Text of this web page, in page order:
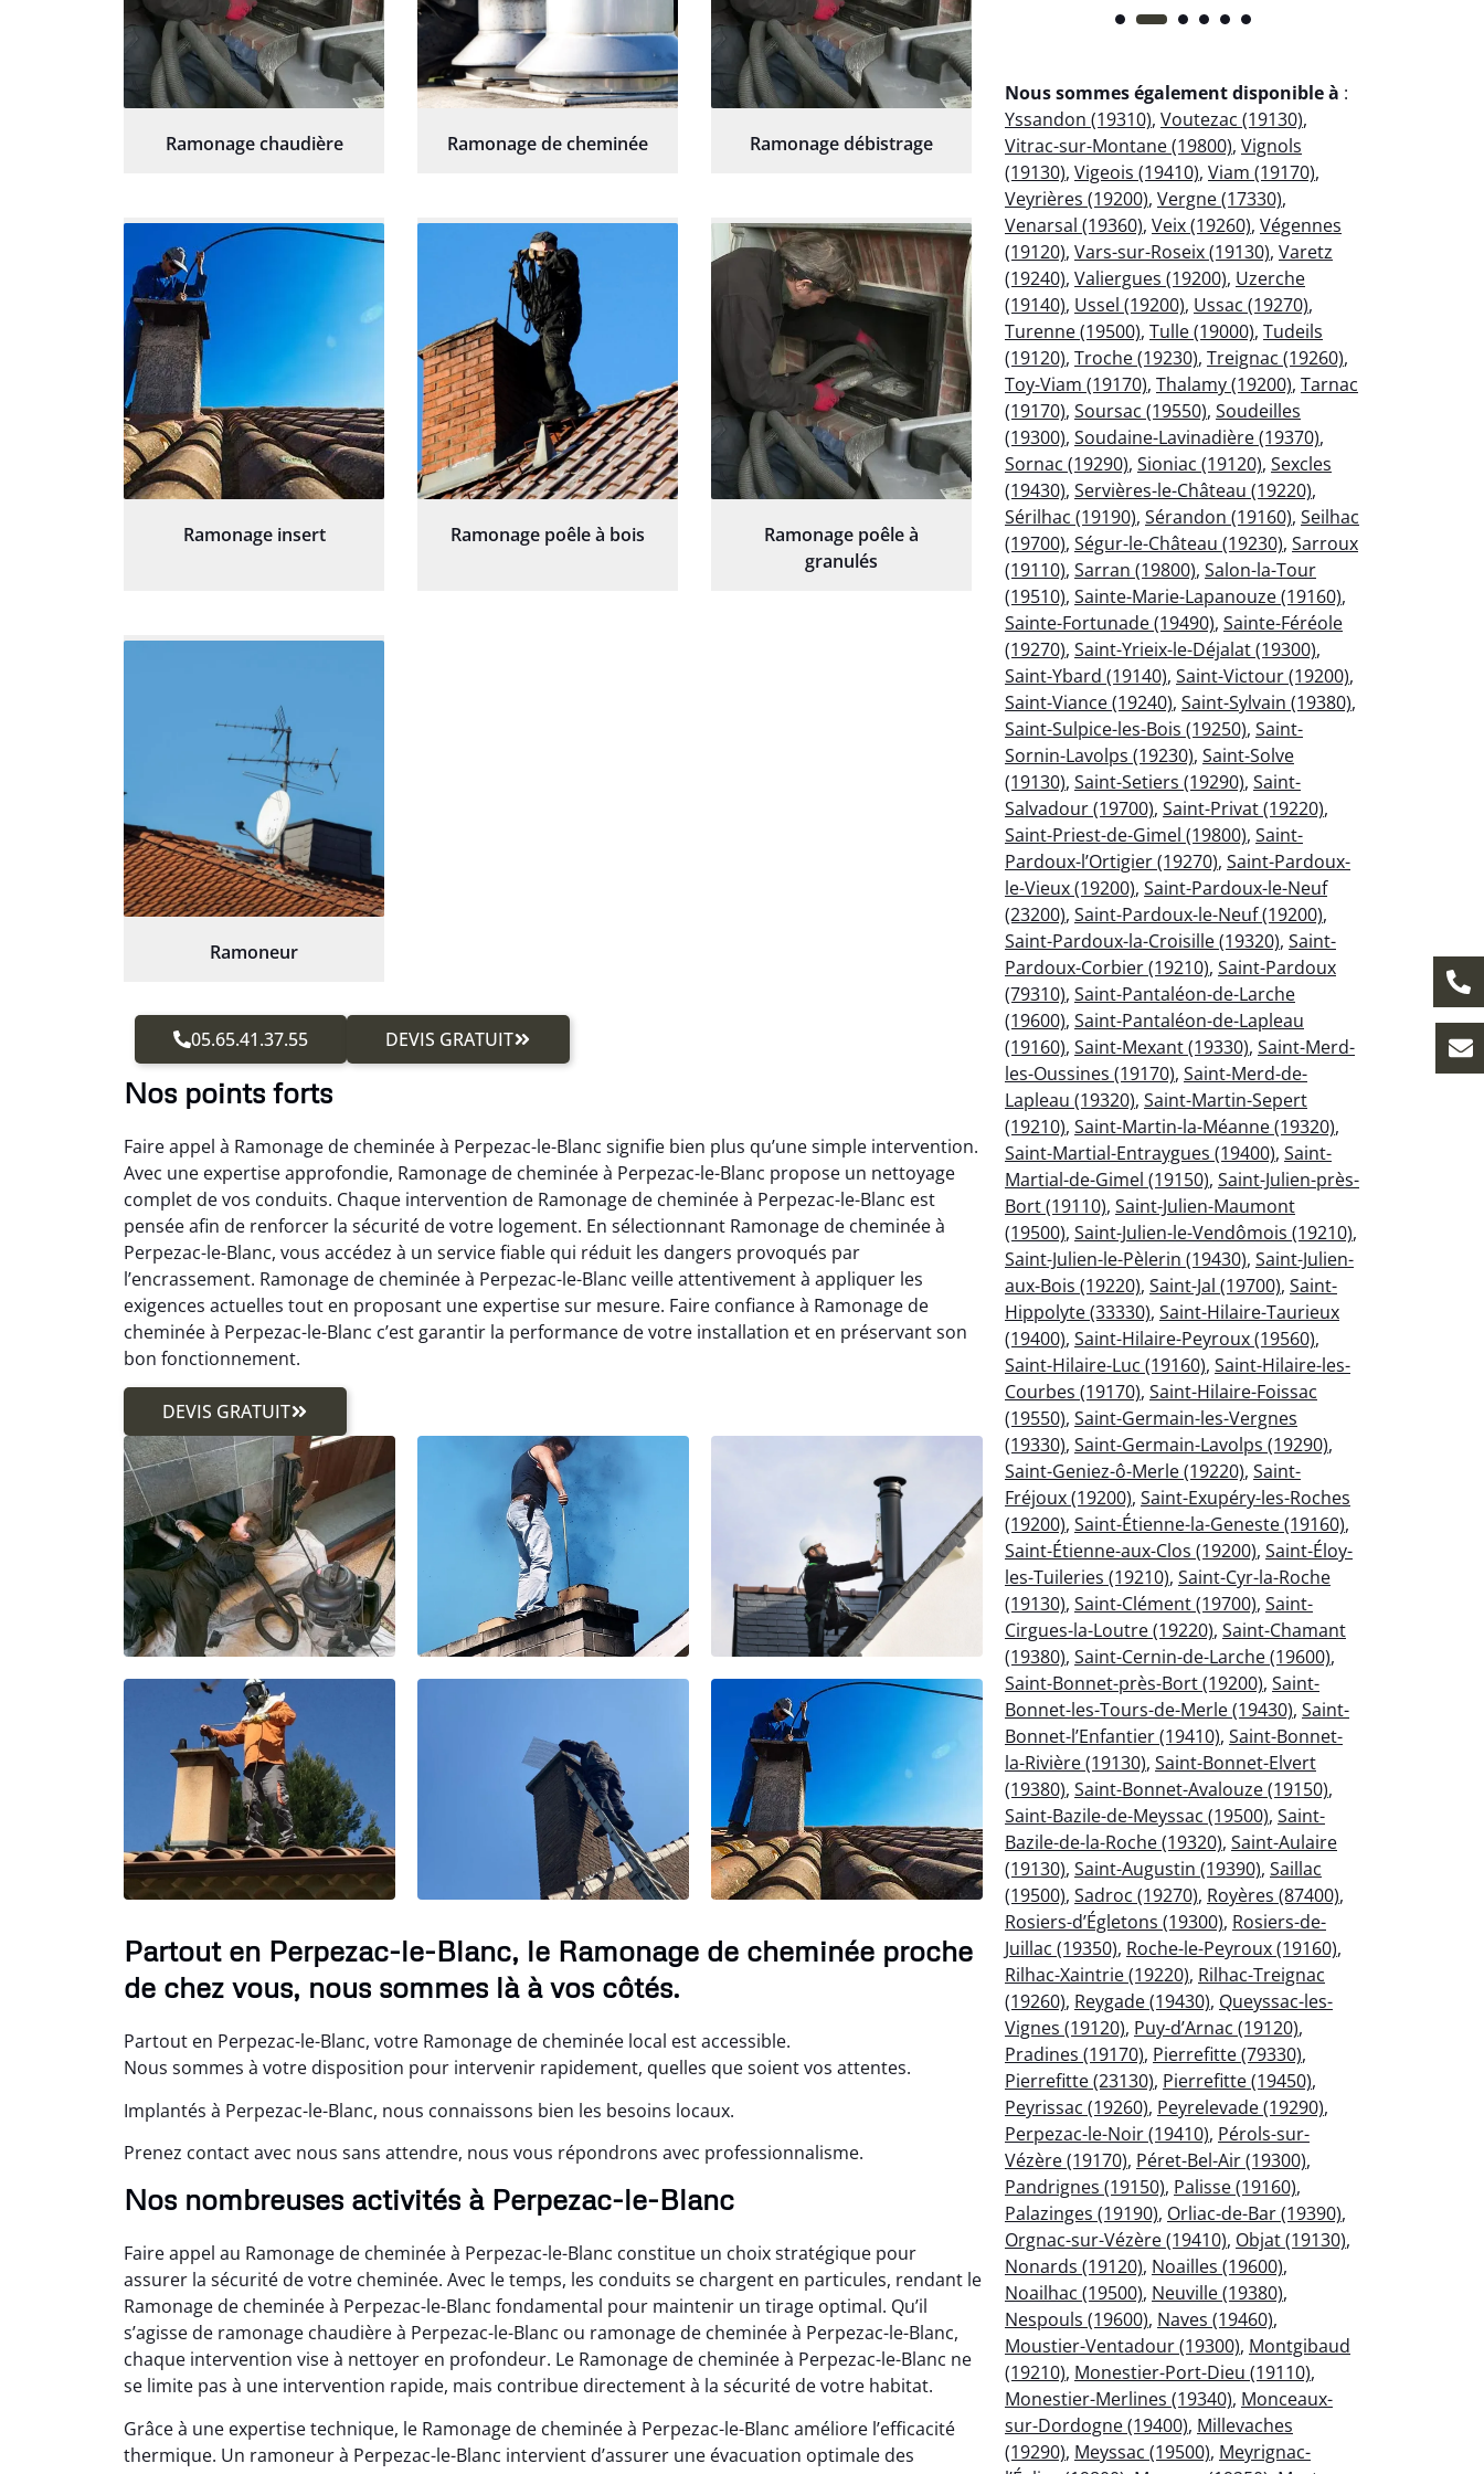
Ramonage chaudière Ramonage de cheminée Ramonage débistrage
Ramonage insert Ramonage poêle à bois
Ramonage poêle à
granulés
Ramoneur
05.65.41.37.55 DEVIS GRATUIT
Nos points forts
Faire appel à Ramonage de cheminée à Perpezac-le-Blanc signifie bien plus qu’une simple intervention.
Avec une expertise approfondie, Ramonage de cheminée à Perpezac-le-Blanc propose un nettoyage
complet de vos conduits. Chaque intervention de Ramonage de cheminée à Perpezac-le-Blanc est
pensée afin de renforcer la sécurité de votre logement. En sélectionnant Ramonage de cheminée à
Perpezac-le-Blanc, vous accédez à un service fiable qui réduit les dangers provoqués par
l’encrassement. Ramonage de cheminée à Perpezac-le-Blanc veille attentivement à appliquer les
exigences actuelles tout en proposant une expertise sur mesure. Faire confiance à Ramonage de
cheminée à Perpezac-le-Blanc c’est garantir la performance de votre installation et en préservant son
bon fonctionnement.
DEVIS GRATUIT
Partout en Perpezac-le-Blanc, le Ramonage de cheminée proche
de chez vous, nous sommes là à vos côtés.
Partout en Perpezac-le-Blanc, votre Ramonage de cheminée local est accessible.
Nous sommes à votre disposition pour intervenir rapidement, quelles que soient vos attentes.
Implantés à Perpezac-le-Blanc, nous connaissons bien les besoins locaux.
Prenez contact avec nous sans attendre, nous vous répondrons avec professionnalisme.
Nos nombreuses activités à Perpezac-le-Blanc
Faire appel au Ramonage de cheminée à Perpezac-le-Blanc constitue un choix stratégique pour
assurer la sécurité de votre cheminée. Avec le temps, les conduits se chargent en particules, rendant le
Ramonage de cheminée à Perpezac-le-Blanc fondamental pour maintenir un tirage optimal. Qu’il
s’agisse de ramonage chaudière à Perpezac-le-Blanc ou ramonage de cheminée à Perpezac-le-Blanc,
chaque intervention vise à nettoyer en profondeur. Le Ramonage de cheminée à Perpezac-le-Blanc ne
se limite pas à une intervention rapide, mais contribue directement à la sécurité de votre habitat.
Grâce à une expertise technique, le Ramonage de cheminée à Perpezac-le-Blanc améliore l’efficacité
thermique. Un ramoneur à Perpezac-le-Blanc intervient d’assurer une évacuation optimale des
Nous sommes également disponible à :
Yssandon (19310), Voutezac (19130),
Vitrac-sur-Montane (19800), Vignols
(19130), Vigeois (19410), Viam (19170),
Veyrières (19200), Vergne (17330),
Venarsal (19360), Veix (19260), Végennes
(19120), Vars-sur-Roseix (19130), Varetz
(19240), Valiergues (19200), Uzerche
(19140), Ussel (19200), Ussac (19270),
Turenne (19500), Tulle (19000), Tudeils
(19120), Troche (19230), Treignac (19260),
Toy-Viam (19170), Thalamy (19200), Tarnac
(19170), Soursac (19550), Soudeilles
(19300), Soudaine-Lavinadière (19370),
Sornac (19290), Sioniac (19120), Sexcles
(19430), Servières-le-Château (19220),
Sérilhac (19190), Sérandon (19160), Seilhac
(19700), Ségur-le-Château (19230), Sarroux
(19110), Sarran (19800), Salon-la-Tour
(19510), Sainte-Marie-Lapanouze (19160),
Sainte-Fortunade (19490), Sainte-Féréole
(19270), Saint-Yrieix-le-Déjalat (19300),
Saint-Ybard (19140), Saint-Victour (19200),
Saint-Viance (19240), Saint-Sylvain (19380),
Saint-Sulpice-les-Bois (19250), Saint-
Sornin-Lavolps (19230), Saint-Solve
(19130), Saint-Setiers (19290), Saint-
Salvadour (19700), Saint-Privat (19220),
Saint-Priest-de-Gimel (19800), Saint-
Pardoux-l’Ortigier (19270), Saint-Pardoux-
le-Vieux (19200), Saint-Pardoux-le-Neuf
(23200), Saint-Pardoux-le-Neuf (19200),
Saint-Pardoux-la-Croisille (19320), Saint-
Pardoux-Corbier (19210), Saint-Pardoux
(79310), Saint-Pantaléon-de-Larche
(19600), Saint-Pantaléon-de-Lapleau
(19160), Saint-Mexant (19330), Saint-Merd-
les-Oussines (19170), Saint-Merd-de-
Lapleau (19320), Saint-Martin-Sepert
(19210), Saint-Martin-la-Méanne (19320),
Saint-Martial-Entraygues (19400), Saint-
Martial-de-Gimel (19150), Saint-Julien-près-
Bort (19110), Saint-Julien-Maumont
(19500), Saint-Julien-le-Vendômois (19210),
Saint-Julien-le-Pèlerin (19430), Saint-Julien-
aux-Bois (19220), Saint-Jal (19700), Saint-
Hippolyte (33330), Saint-Hilaire-Taurieux
(19400), Saint-Hilaire-Peyroux (19560),
Saint-Hilaire-Luc (19160), Saint-Hilaire-les-
Courbes (19170), Saint-Hilaire-Foissac
(19550), Saint-Germain-les-Vergnes
(19330), Saint-Germain-Lavolps (19290),
Saint-Geniez-ô-Merle (19220), Saint-
Fréjoux (19200), Saint-Exupéry-les-Roches
(19200), Saint-Étienne-la-Geneste (19160),
Saint-Étienne-aux-Clos (19200), Saint-Éloy-
les-Tuileries (19210), Saint-Cyr-la-Roche
(19130), Saint-Clément (19700), Saint-
Cirgues-la-Loutre (19220), Saint-Chamant
(19380), Saint-Cernin-de-Larche (19600),
Saint-Bonnet-près-Bort (19200), Saint-
Bonnet-les-Tours-de-Merle (19430), Saint-
Bonnet-l’Enfantier (19410), Saint-Bonnet-
la-Rivière (19130), Saint-Bonnet-Elvert
(19380), Saint-Bonnet-Avalouze (19150),
Saint-Bazile-de-Meyssac (19500), Saint-
Bazile-de-la-Roche (19320), Saint-Aulaire
(19130), Saint-Augustin (19390), Saillac
(19500), Sadroc (19270), Royères (87400),
Rosiers-d’Égletons (19300), Rosiers-de-
Juillac (19350), Roche-le-Peyroux (19160),
Rilhac-Xaintrie (19220), Rilhac-Treignac
(19260), Reygade (19430), Queyssac-les-
Vignes (19120), Puy-d’Arnac (19120),
Pradines (19170), Pierrefitte (79330),
Pierrefitte (23130), Pierrefitte (19450),
Peyrissac (19260), Peyrelevade (19290),
Perpezac-le-Noir (19410), Pérols-sur-
Vézère (19170), Péret-Bel-Air (19300),
Pandrignes (19150), Palisse (19160),
Palazinges (19190), Orliac-de-Bar (19390),
Orgnac-sur-Vézère (19410), Objat (19130),
Nonards (19120), Noailles (19600),
Noailhac (19500), Neuville (19380),
Nespouls (19600), Naves (19460),
Moustier-Ventadour (19300), Montgibaud
(19210), Monestier-Port-Dieu (19110),
Monestier-Merlines (19340), Monceaux-
sur-Dordogne (19400), Millevaches
(19290), Meyssac (19500), Meyrignac-